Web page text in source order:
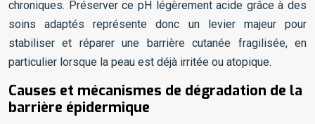
chroniques. Préserver ce pH légèrement acide grâce à des
soins adaptés représente donc un levier majeur pour
stabiliser et réparer une barrière cutanée fragilisée, en
particulier lorsque la peau est déjà irritée ou atopique.
Causes et mécanismes de dégradation de la
barrière épidermique